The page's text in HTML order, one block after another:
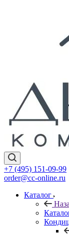
+7 (495) 151-09-99
order@cc-online.ru
Каталог